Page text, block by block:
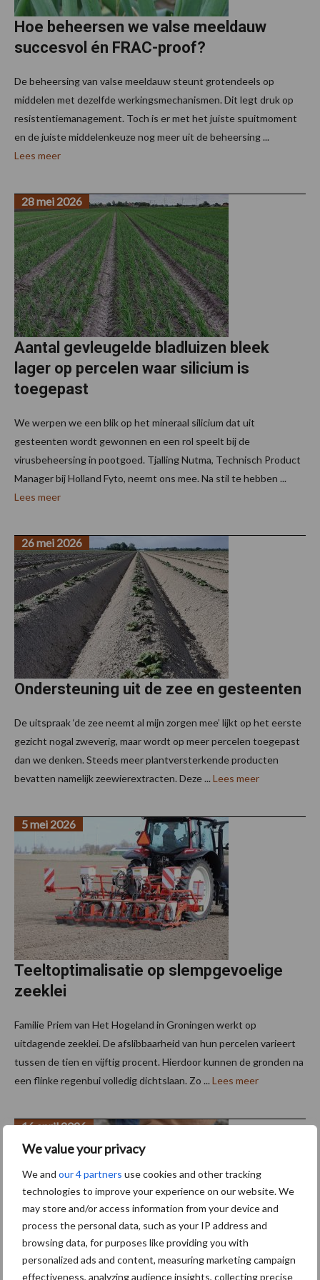
We value your privacy
We and our 4 partners use cookies and other tracking
technologies to improve your experience on our website. We
may store and/or access information from your device and
process the personal data, such as your IP address and
browsing data, for purposes like providing you with
personalized ads and content, measuring marketing campaign
effectiveness, analyzing audience insights, collecting precise
Hoe beheersen we valse meeldauw
succesvol én FRAC-proof?
De beheersing van valse meeldauw steunt grotendeels op
middelen met dezelfde werkingsmechanismen. Dit legt druk op
resistentiemanagement. Toch is er met het juiste spuitmoment
en de juiste middelenkeuze nog meer uit de beheersing ...
Lees meer
Aantal gevleugelde bladluizen bleek
lager op percelen waar silicium is
toegepast
28 mei 2026
We werpen we een blik op het mineraal silicium dat uit
gesteenten wordt gewonnen en een rol speelt bij de
virusbeheersing in pootgoed. Tjalling Nutma, Technisch Product
Manager bij Holland Fyto, neemt ons mee. Na stil te hebben ...
Lees meer
Ondersteuning uit de zee en gesteenten
26 mei 2026
De uitspraak ‘de zee neemt al mijn zorgen mee’ lijkt op het eerste
gezicht nogal zweverig, maar wordt op meer percelen toegepast
dan we denken. Steeds meer plantversterkende producten
bevatten namelijk zeewierextracten. Deze ... Lees meer
Teeltoptimalisatie op slempgevoelige
zeeklei
5 mei 2026
Familie Priem van Het Hogeland in Groningen werkt op
uitdagende zeeklei. De afslibbaarheid van hun percelen varieert
tussen de tien en vijftig procent. Hierdoor kunnen de gronden na
een flinke regenbui volledig dichtslaan. Zo ... Lees meer
“Zomerzaaiuien telen ging écht niet
16 april 2026